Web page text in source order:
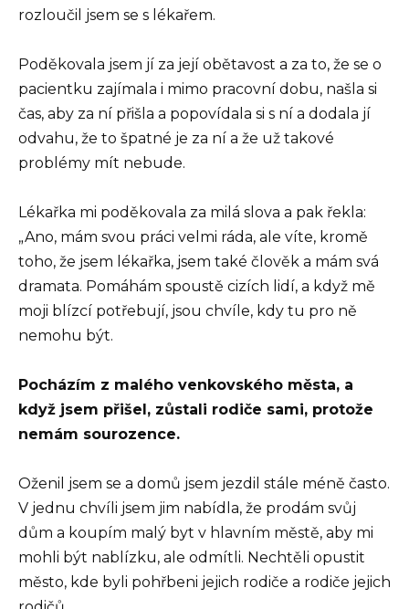
rozloučil jsem se s lékařem.
Poděkovala jsem jí za její obětavost a za to, že se o
pacientku zajímala i mimo pracovní dobu, našla si
čas, aby za ní přišla a popovídala si s ní a dodala jí
odvahu, že to špatné je za ní a že už takové
problémy mít nebude.
Lékařka mi poděkovala za milá slova a pak řekla:
„Ano, mám svou práci velmi ráda, ale víte, kromě
toho, že jsem lékařka, jsem také člověk a mám svá
dramata. Pomáhám spoustě cizích lidí, a když mě
moji blízcí potřebují, jsou chvíle, kdy tu pro ně
nemohu být.
Pocházím z malého venkovského města, a
když jsem přišel, zůstali rodiče sami, protože
nemám sourozence.
Oženil jsem se a domů jsem jezdil stále méně často.
V jednu chvíli jsem jim nabídla, že prodám svůj
dům a koupím malý byt v hlavním městě, aby mi
mohli být nablízku, ale odmítli. Nechtěli opustit
město, kde byli pohřbeni jejich rodiče a rodiče jejich